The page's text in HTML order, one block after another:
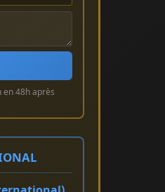
48h après